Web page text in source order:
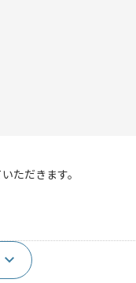
ただきます。